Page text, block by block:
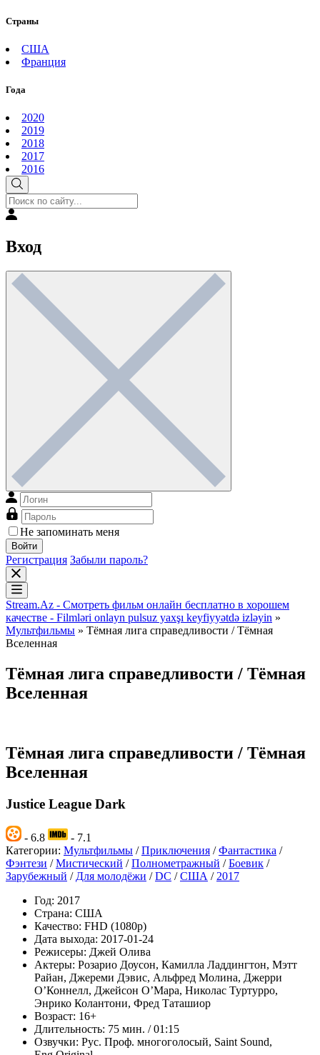
Страны
США
Франция
Года
2020
2019
2018
2017
2016
Вход
Не запоминать меня
Войти
Регистрация Забыли пароль?
Stream.Az - Смотреть фильм онлайн бесплатно в хорошем
качестве - Filmləri onlayn pulsuz yaxşı keyfiyyətdə izləyin »
Мультфильмы » Тёмная лига справедливости / Тёмная
Вселенная
Тёмная лига справедливости / Тёмная
Вселенная
Тёмная лига справедливости / Тёмная
Вселенная
Justice League Dark
- 6.8
- 7.1
Категории: Мультфильмы /Приключения /Фантастика /
Фэнтези /Мистический /Полнометражный /Боевик /
Зарубежный / Для молодёжи /DC /США / 2017
Год: 2017
Страна: США
Качество: FHD (1080p)
Дата выхода: 2017-01-24
Режисеры: Джей Олива
Актеры: Розарио Доусон, Камилла Ладдингтон, Мэтт
Райан, Джереми Дэвис, Альфред Молина, Джерри
О’Коннелл, Джейсон О’Мара, Николас Туртурро,
Энрико Колантони, Фред Таташиор
Возраст: 16+
Длительность: 75 мин. / 01:15
Озвучки: Рус. Проф. многоголосый, Saint Sound,